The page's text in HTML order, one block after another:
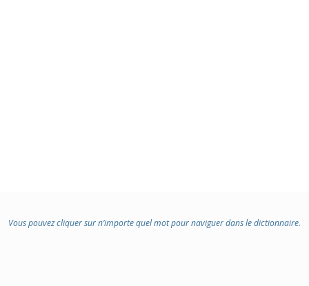
Vous pouvez cliquer sur n’importe quel mot pour naviguer dans le dictionnaire.